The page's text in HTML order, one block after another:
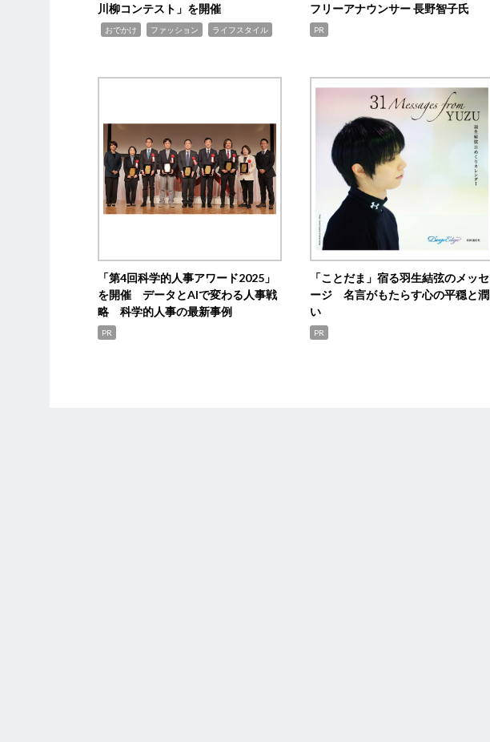
川柳コンテスト」を開催
おでかけ ファッション ライフスタイル
フリーアナウンサー 長野智子氏
PR
「第4回科学的人事アワード2025」
を開催 データとAIで変わる人事戦
略 科学的人事の最新事例
PR
「ことだま」宿る羽生結弦のメッセ
ージ 名言がもたらす心の平穏と潤
い
PR